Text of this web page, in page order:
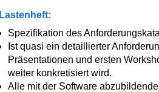
Lastenheft:
Spezifikation des
Ist quasi ein detaillierter
Präsentationen und ersten
weiter konkretisiert wird.
Alle mit der Software